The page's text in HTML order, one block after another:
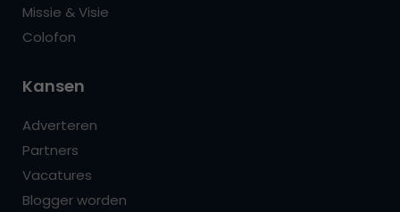
Missie & Visie
Colofon
Kansen
Adverteren
Partners
Vacatures
Blogger worden